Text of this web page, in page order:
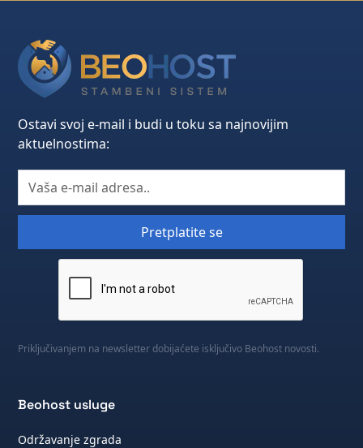
Ostavi svoj e-mail i budi u toku sa najnovijim
aktuelnostima:
Priključivanjem na newsletter dobijaćete isključivo Beohost novosti.
Beohost usluge
Održavanje zgrada